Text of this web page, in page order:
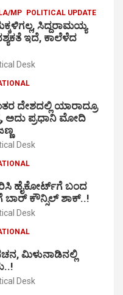
MP POLITICAL UPDATE
ಸಿದ್ದರಾಮಯ್ಯ
ಇದೆ, ಕಾಲೆಳೆದ
Desk
ದೇಶದಲ್ಲಿ ಯಾರಾದ್ರೂ
ಅದು ಪ್ರಧಾನಿ ಮೋದಿ
Desk
ಹೈಕೋರ್ಟ್​ಗೆ ಬಂದ
ಬಾರ್ ಕೌನ್ಸಿಲ್ ಶಾಕ್..!
Desk
ಮಿಳುನಾಡಿನಲ್ಲಿ
Desk